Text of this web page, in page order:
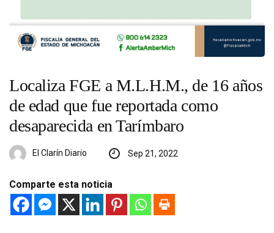
Localiza FGE a M.L.H.M., de 16 años
de edad que fue reportada como
desaparecida en Tarímbaro
El Clarín Diario Sep 21, 2022
Comparte esta noticia